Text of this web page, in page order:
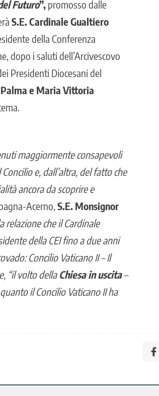
Futuro”, promosso dalle
S.E. Cardinale Gualtiero
della Conferenza
dopo i saluti dell’Arcivescovo
Presidenti Diocesani del
Palma e Maria Vittoria
maggiormente consapevoli
e, dall’altra, del fatto che
ancora da scoprire e
Acerno, S.E. Monsignor
che il Cardinale
della CEI fino a due anni
Concilio Vaticano II – Il
“il volto della Chiesa in uscita–
il Concilio Vaticano II ha